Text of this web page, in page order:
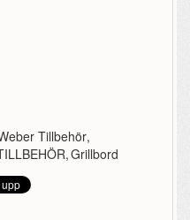
Tillbehör,
,Grillbord